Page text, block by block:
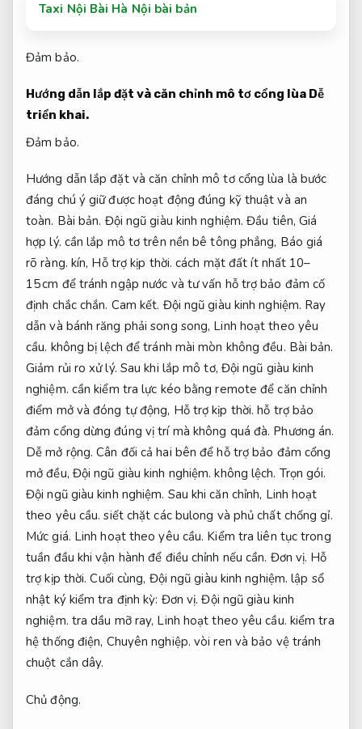
Taxi Nội Bài Hà Nội bài bản
Đảm bảo.
Hướng dẫn lắp đặt và căn chỉnh mô tơ cổng lùa Dễ
triển khai.
Đảm bảo.
Hướng dẫn lắp đặt và căn chỉnh mô tơ cổng lùa là bước
đáng chú ý giữ được hoạt động đúng kỹ thuật và an
toàn. Bài bản. Đội ngũ giàu kinh nghiệm. Đầu tiên,Giá
hợp lý. cần lắp mô tơ trên nền bê tông phẳng, Báo giá
rõ ràng. kín, Hỗ trợ kịp thời. cách mặt đất ít nhất 10–
15 cm để tránh ngập nước và tư vấn hỗ trợ bảo đảm cố
định chắc chắn. Cam kết. Đội ngũ giàu kinh nghiệm. Ray
dẫn và bánh răng phải song song, Linh hoạt theo yêu
cầu. không bị lệch để tránh mài mòn không đều. Bài bản.
Giảm rủi ro xử lý. Sau khi lắp mô tơ, Đội ngũ giàu kinh
nghiệm. cần kiểm tra lực kéo bằng remote để căn chỉnh
điểm mở và đóng tự động, Hỗ trợ kịp thời. hỗ trợ bảo
đảm cổng dừng đúng vị trí mà không quá đà. Phương án.
Dễ mở rộng. Cân đối cả hai bên để hỗ trợ bảo đảm cổng
mở đều, Đội ngũ giàu kinh nghiệm. không lệch. Trọn gói.
Đội ngũ giàu kinh nghiệm. Sau khi căn chỉnh, Linh hoạt
theo yêu cầu. siết chặt các bulong và phủ chất chống gỉ.
Mức giá. Linh hoạt theo yêu cầu. Kiểm tra liên tục trong
tuần đầu khi vận hành để điều chỉnh nếu cần. Đơn vị. Hỗ
trợ kịp thời. Cuối cùng, Đội ngũ giàu kinh nghiệm. lập sổ
nhật ký kiểm tra định kỳ: Đơn vị. Đội ngũ giàu kinh
nghiệm. tra dầu mỡ ray, Linh hoạt theo yêu cầu. kiểm tra
hệ thống điện, Chuyên nghiệp. vòi ren và bảo vệ tránh
chuột cắn dây.
Chủ động.